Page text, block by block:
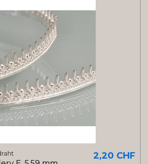
2,20 CHF